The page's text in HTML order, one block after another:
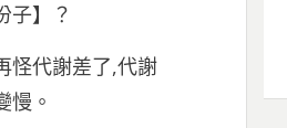
子】？
怪代謝差了,代謝
慢。